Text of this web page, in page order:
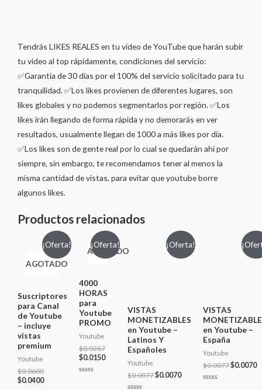
Tendrás LIKES REALES en tu video de YouTube que harán subir
tu video al top rápidamente, condiciones del servicio:
✅Garantía de 30 días por el 100% del servicio solicitado para tu
tranquilidad. ✅Los likes provienen de diferentes lugares, son
likes globales y no podemos segmentarlos por región. ✅Los
likes irán llegando de forma rápida y no demorarás en ver
resultados, usualmente llegan de 1000 a más likes por día.
✅Los likes son de gente real por lo cual se quedarán ahí por
siempre, sin embargo, te recomendamos tener al menos la
misma cantidad de vistas, para evitar que youtube borre
algunos likes.
Productos relacionados
¡Oferta!
AGOTADO
Suscriptores
para Canal
de Youtube
– incluye
vistas
premium
Youtube
$0.0600
$0.0400
¡Oferta!
AGOTADO
4000
HORAS
para
Youtube
PROMO
Youtube
$0.0267
$0.0150
¡Oferta!
VISTAS
MONETIZABLES
en Youtube –
Latinos Y
Españoles
Youtube
$0.0077$0.0070
VISTAS
en Youtube –
España
Youtube
$0.0077$0.0070